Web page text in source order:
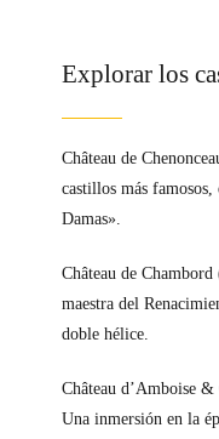
Explorar los
Château de
castillos más
Damas».
Château de
maestra del
doble hélice.
Château d’Amboise
Una inmersión en la